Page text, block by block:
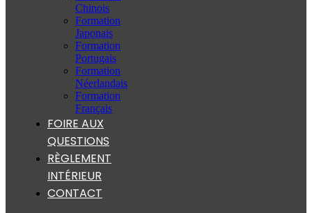
Chinois
Formation
Japonais
Formation
Portugais
Formation
Néerlandais
Formation
Français
FOIRE AUX
QUESTIONS
RÈGLEMENT
INTÉRIEUR
CONTACT